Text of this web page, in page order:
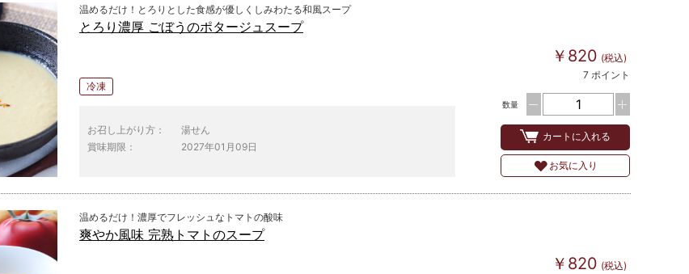
温めるだけ！とろりとした食感が優しくしみわたる和風スープ
とろり濃厚 ごぼうのポタージュスープ
冷凍
お召し上がり方：
湯せん
賞味期限：
2027年01月09日
￥820 (税込)
7 ポイント
数量
カートに入れる
お気に入り
温めるだけ！濃厚でフレッシュなトマトの酸味
爽やか風味 完熟トマトのスープ
￥820 (税込)